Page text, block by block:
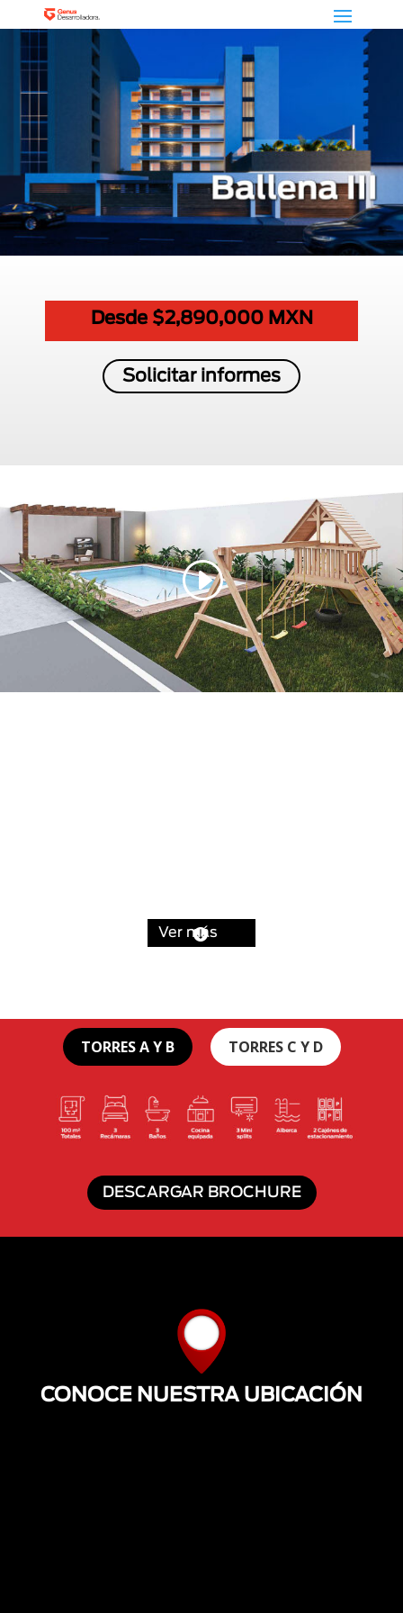
Desde $2,890,000 MXN
Solicitar informes
Ver más

TORRES A Y B TORRES C Y D
DESCARGAR BROCHURE
CONOCE NUESTRA UBICACIÓN